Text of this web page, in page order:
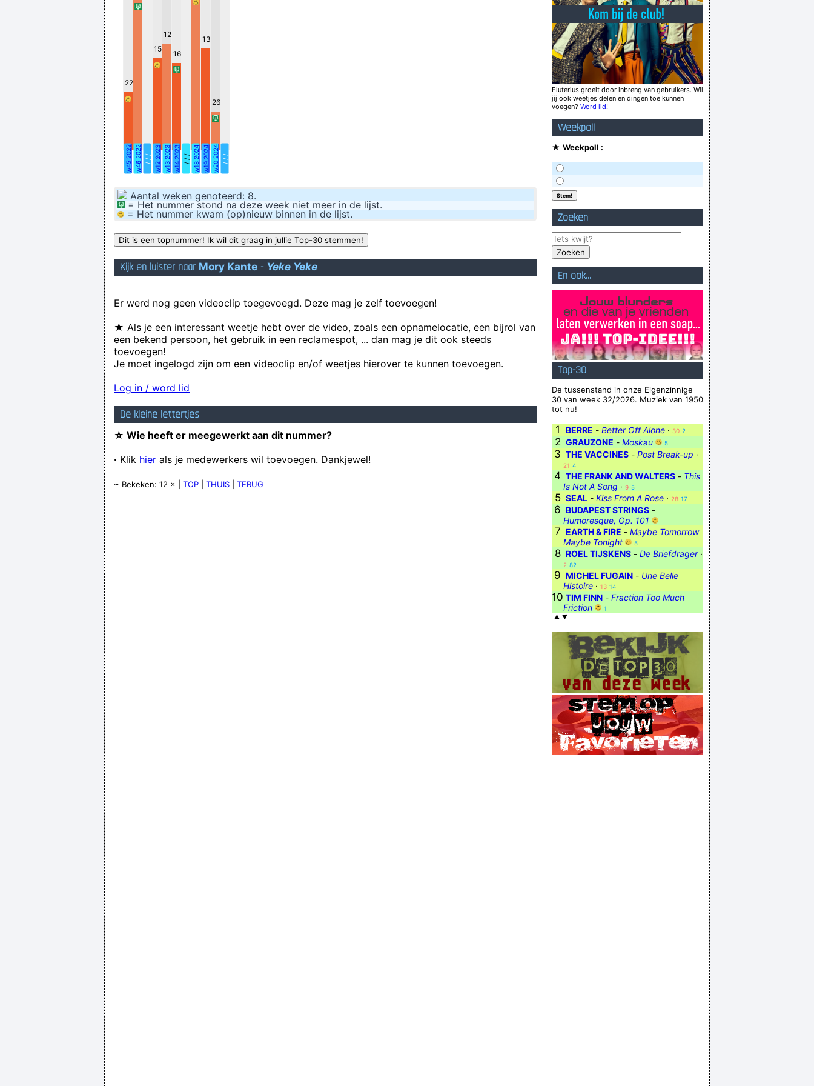
Grammatikaalkop
Ben jij nog boven geweest om naar de kinderen te kijken?
in het land der blinden weten ze niet wat donker is
Ik ben niet nieuwsgierig, ik ben belangstellend...
The specified semaphore already exists
De taxidermist was niét opgezet met dit idee!
Wie zoekt, die vindt apen in huis
hie se een goei
Verknoei je tijd op een nuttige manier!
Geej se lèllike voel hod!
22
w45 2022w46 2022 / / /
15
w12 2023
12
w13 2023
16
w14 2023 / / / w18 2024
13
w19 2024
26
w20 2024 / / /
Aantal weken genoteerd: 8.
= Het nummer stond na deze week niet meer in de lijst.
= Het nummer kwam (op)nieuw binnen in de lijst.
Kijk en luister naar Mory Kante - Yeke Yeke
Er werd nog geen videoclip toegevoegd. Deze mag je zelf toevoegen!
★ Als je een interessant weetje hebt over de video, zoals een opnamelocatie, een bijrol van
een bekend persoon, het gebruik in een reclamespot, ... dan mag je dit ook steeds
toevoegen!
Je moet ingelogd zijn om een videoclip en/of weetjes hierover te kunnen toevoegen.
Log in / word lid
De kleine lettertjes
☆ Wie heeft er meegewerkt aan dit nummer?
· Klik hier als je medewerkers wil toevoegen. Dankjewel!
~ Bekeken: 12 × | TOP THUIS TERUG
Eluterius groeit door inbreng van gebruikers. Wil
jij ook weetjes delen en dingen toe kunnen
voegen? Word lid!
Weekpoll
★ Weekpoll :
Zoeken
En ook...
Top-30
De tussenstand in onze Eigenzinnige
30 van week 32/2026. Muziek van 1950
tot nu!
1 BERRE - Better Off Alone · 30 2
2 GRAUZONE - Moskau 5
3 THE VACCINES - Post Break-up ·
21 4
4 THE FRANK AND WALTERS - This
Is Not A Song · 9 5
5 SEAL - Kiss From A Rose · 28 17
6 BUDAPEST STRINGS -
Humoresque, Op. 101
7 EARTH & FIRE - Maybe Tomorrow
Maybe Tonight
5
8 ROEL TIJSKENS - De Briefdrager·
2 82
9 MICHEL FUGAIN - Une Belle
Histoire · 13 14
10 TIM FINN - Fraction Too Much
Friction
1